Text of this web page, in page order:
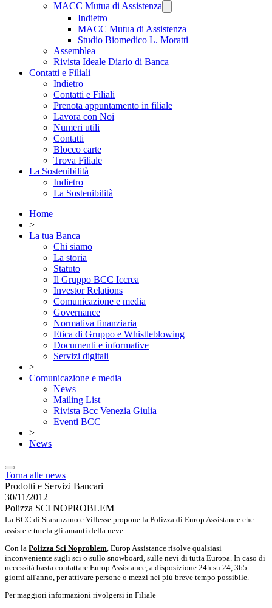
MACC Mutua di Assistenza
Indietro
MACC Mutua di Assistenza
Studio Biomedico L. Moratti
Assemblea
Rivista Ideale Diario di Banca
Contatti e Filiali
Indietro
Contatti e Filiali
Prenota appuntamento in filiale
Lavora con Noi
Numeri utili
Contatti
Blocco carte
Trova Filiale
La Sostenibilità
Indietro
La Sostenibilità
Home
>
La tua Banca
Chi siamo
La storia
Statuto
Il Gruppo BCC Iccrea
Investor Relations
Comunicazione e media
Governance
Normativa finanziaria
Etica di Gruppo e Whistleblowing
Documenti e informative
Servizi digitali
>
Comunicazione e media
News
Mailing List
Rivista Bcc Venezia Giulia
Eventi BCC
>
News
Torna alle news
Prodotti e Servizi Bancari
30/11/2012
Polizza SCI NOPROBLEM
La BCC di Staranzano e Villesse propone la Polizza di Europ Assistance che
assiste e tutela gli amanti della neve.
Con la Polizza Sci Noproblem, Europ Assistance risolve qualsiasi
inconveniente sugli sci o sullo snowboard, sulle nevi di tutta Europa. In caso di
necessità basta contattare Europ Assistance, a disposizione 24h su 24, 365
giorni all'anno, per attivare persone o mezzi nel più breve tempo possibile.
Per maggiori informazioni rivolgersi in Filiale